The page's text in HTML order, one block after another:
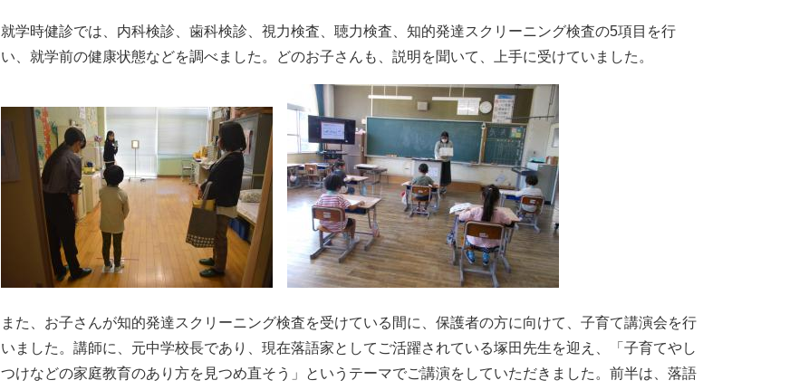
就学時健診では、内科検診、歯科検診、視力検査、聴力検査、知的発達スクリーニング検査の5項目を行
い、就学前の健康状態などを調べました。どのお子さんも、説明を聞いて、上手に受けていました。
また、お子さんが知的発達スクリーニング検査を受けている間に、保護者の方に向けて、子育て講演会を行
いました。講師に、元中学校長であり、現在落語家としてご活躍されている塚田先生を迎え、「子育てやし
つけなどの家庭教育のあり方を見つめ直そう」というテーマでご講演をしていただきました。前半は、落語